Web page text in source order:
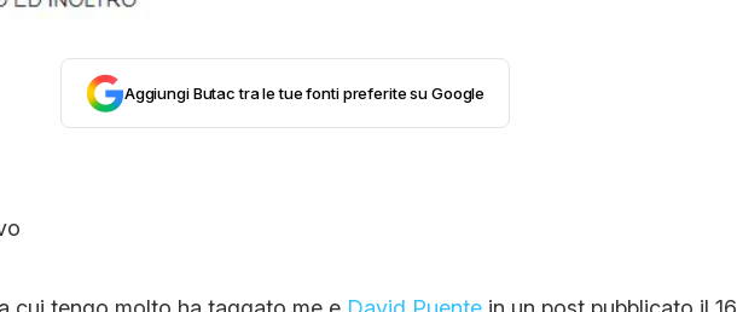
Aggiungi Butac tra le tue fonti preferite su Google